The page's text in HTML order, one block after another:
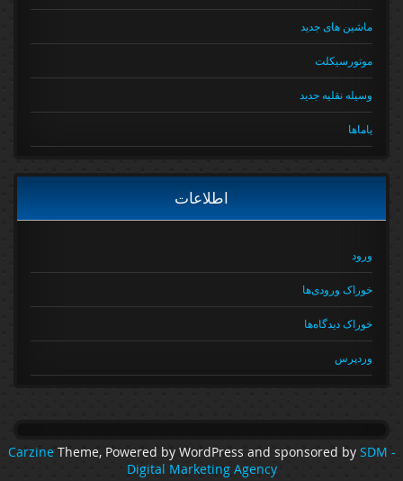
ماشین های جدید
موتورسیکلت
وسیله نقلیه جدید
یاماها
اطلاعات
ورود
خوراک ورودی‌ها
خوراک دیدگاه‌ها
وردپرس
CarzineTheme, Powered by WordPress and sponsored by
Digital Marketing Agency